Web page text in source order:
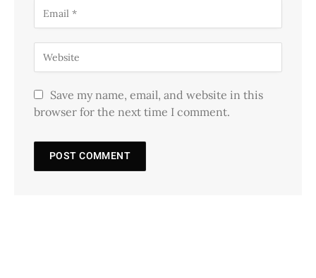
Save my name, email, and website in this
browser for the next time I comment.